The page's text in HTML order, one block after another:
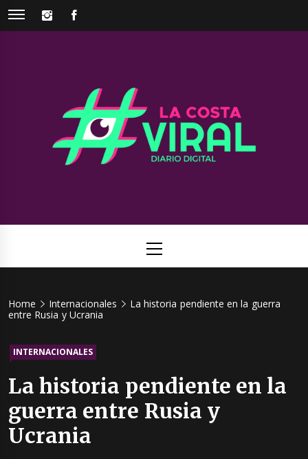
Skip
INSTAGRAM
Viral
Menu
Home Internacionales
La historia pendiente en la guerra
entre Rusia y Ucrania
INTERNACIONALES
La historia pendiente en la
guerra entre Rusia y
Ucrania